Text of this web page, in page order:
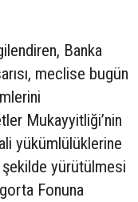
Banka
meclise bugün
Mukayyitliği’nin
yükümlülüklerine
şekilde yürütülmesi
Fonuna